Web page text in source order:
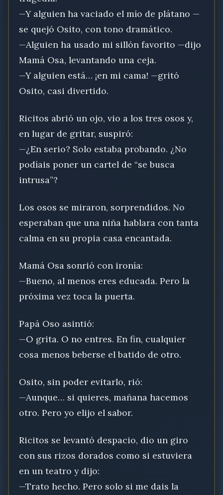
—Y alguien ha vaciado el mío de plátano —
se quejó Osito, con tono dramático.
—Alguien ha usado mi sillón favorito —dijo
Mamá Osa, levantando una ceja.
—Y alguien está… ¡en mi cama! —gritó
Osito, casi divertido.
Ricitos abrió un ojo, vio a los tres osos y,
en lugar de gritar, suspiró:
—¿En serio? Solo estaba probando. ¿No
podíais poner un cartel de “se busca
intrusa”?
Los osos se miraron, sorprendidos. No
esperaban que una niña hablara con tanta
calma en su propia casa encantada.
Mamá Osa sonrió con ironía:
—Bueno, al menos eres educada. Pero la
próxima vez toca la puerta.
Papá Oso asintió:
—O grita. O no entres. En fin, cualquier
cosa menos beberse el batido de otro.
Osito, sin poder evitarlo, rió:
—Aunque… si quieres, mañana hacemos
otro. Pero yo elijo el sabor.
Ricitos se levantó despacio, dio un giro
con sus rizos dorados como si estuviera
en un teatro y dijo:
—Trato hecho. Pero solo si me dais la